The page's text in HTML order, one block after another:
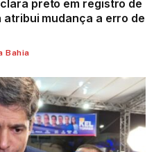
preto em registro de
mudança a erro de
Bahia